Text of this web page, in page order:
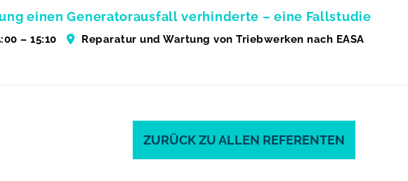
einen Generatorausfall verhinderte – eine Fallstudie
– 15:10
Reparatur und Wartung von Triebwerken nach EASA
ZURÜCK ZU ALLEN REFERENTEN